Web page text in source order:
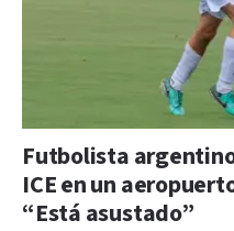
Futbolista
ICE en un
“Está asustado”